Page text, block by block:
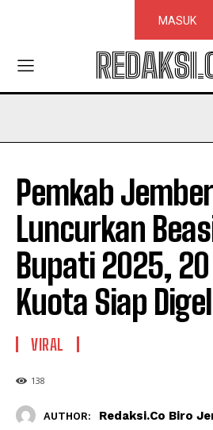
MASUK
Pemkab
Luncurkan
Bupati 2025,
Kuota Siap
VIRAL
138
AUTHOR: Redaksi.co Biro